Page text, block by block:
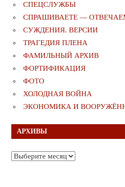
СПЕЦСЛУЖБЫ
СПРАШИВАЕТЕ —
СУЖДЕНИЯ. ВЕРСИИ
ТРАГЕДИЯ ПЛЕНА
ФАМИЛЬНЫЙ АРХИВ
ФОРТИФИКАЦИЯ
ФОТО
ХОЛОДНАЯ ВОЙНА
ЭКОНОМИКА И
АРХИВЫ
Архивы